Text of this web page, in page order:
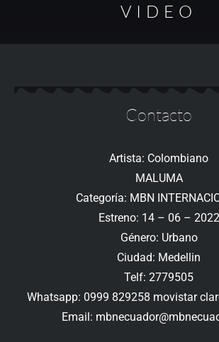
VIDEO
Contacto
Artista: Colombiano
MALUMA
Categoría: MBN
Estreno: 14 – 06 – 2022
Género: Urbano
Ciudad: Medellin
Telf: 2779505
Whatsapp: 0999 829258 movistar
Email: